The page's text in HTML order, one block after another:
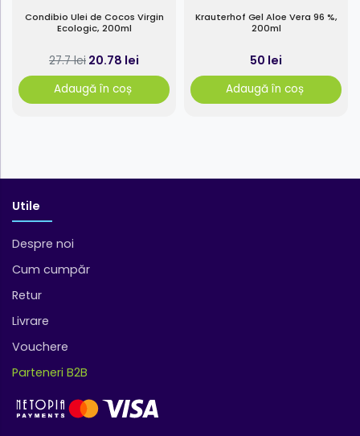
Condibio Ulei de Cocos Virgin
Ecologic, 200ml
27.7 lei 20.78 lei
Adaugă în coș
Krauterhof Gel Aloe Vera 96 %,
200ml
50 lei
Adaugă în coș
Utile
Despre noi
Cum cumpăr
Retur
Livrare
Vouchere
Parteneri B2B